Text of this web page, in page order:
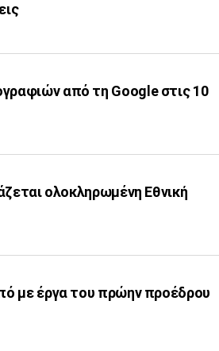
από τη Google στις 10
ολοκληρωμένη Εθνική
με έργα του πρώην προέδρου